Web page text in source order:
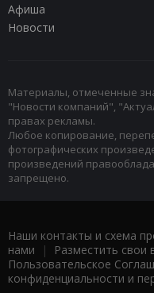
Афиша
Новости
Материалы, отмеченные
"Новости компаний",
правах рекламы.
Любое копирование,
фотографических
произведений
запрещено.
Наши контакты и схема
нами | Разместить свои
Пользовательское
конфиденциальности и